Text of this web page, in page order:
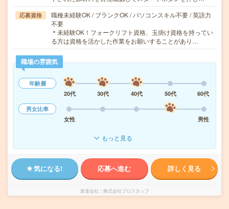
応募資格
職種未経験OK / ブランクOK / パソコンスキル不要 / 英語力
不要
＊未経験OK！フォークリフト資格、玉掛け資格を持ってい
る方は資格を活かした作業をお願いすることがあり…
職場の雰囲気
年齢層
20代
30代 40代 50代
60代
男女比率
女性
男性
もっと見る
気になる! 応募へ進む 詳しく見る
派遣会社 株式会社プロスタッフ